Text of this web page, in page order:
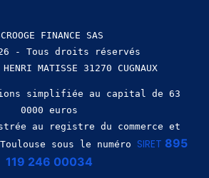
FINANCE SAS
- Tous droits réservés
simplifiée au capital de 63
0000 euros
sous le numéro SIRET 895
119 246 00034